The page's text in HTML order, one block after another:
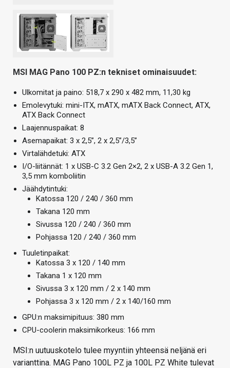
MSI MAG Pano 100 PZ:n tekniset ominaisuudet:
Ulkomitat ja paino: 518,7 x 290 x 482 mm, 11,30 kg
Emolevytuki: mini-ITX, mATX, mATX Back Connect, ATX,
ATX Back Connect
Laajennuspaikat: 8
Asemapaikat: 3 x 2,5”, 2 x 2,5”/3,5”
Virtalähdetuki: ATX
I/O-liitännät: 1 x USB-C 3.2 Gen 2×2, 2 x USB-A 3.2 Gen 1,
3,5 mm komboliitin
Jäähdytintuki:
Katossa 120 / 240 / 360 mm
Takana 120 mm
Sivussa 120 / 240 / 360 mm
Pohjassa 120 / 240 / 360 mm
Tuuletinpaikat:
Katossa 3 x 120 / 140 mm
Takana 1 x 120 mm
Sivussa 3 x 120 mm / 2 x 140 mm
Pohjassa 3 x 120 mm / 2 x 140/160 mm
GPU:n maksimipituus: 380 mm
CPU-coolerin maksimikorkeus: 166 mm
MSI:n uutuuskotelo tulee myyntiin yhteensä neljänä eri
varianttina. MAG Pano 100L PZ ja 100L PZ White tulevat